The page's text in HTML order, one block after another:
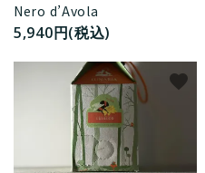
Nero d’Avola
5,940円(税込)
favorite